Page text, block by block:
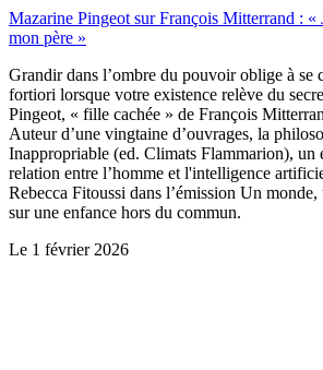
Mazarine Pingeot sur François Mitterrand : «
mon père »
Grandir dans l’ombre du pouvoir oblige à se
fortiori lorsque votre existence relève du
Pingeot, « fille cachée » de François
Auteur d’une vingtaine d’ouvrages, la
Inappropriable (ed. Climats Flammarion), un
relation entre l’homme et l'intelligence
Rebecca Fitoussi dans l’émission Un
sur une enfance hors du commun.
Le 1 février 2026